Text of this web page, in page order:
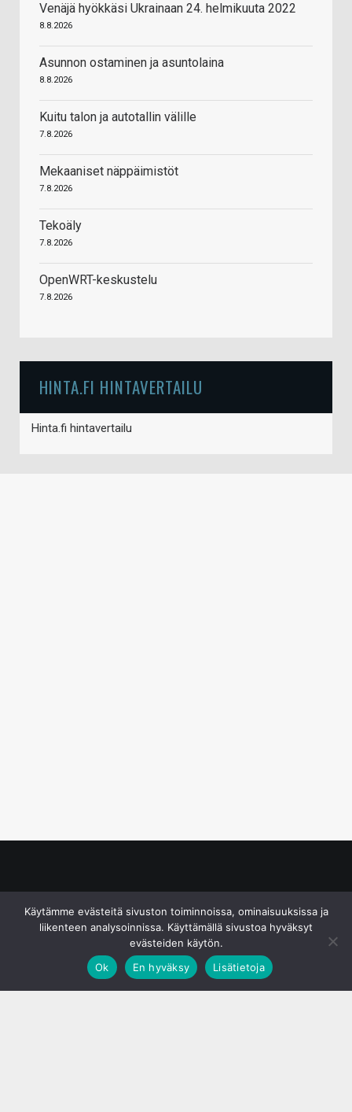
Venäjä hyökkäsi Ukrainaan 24. helmikuuta 2022
8.8.2026
Asunnon ostaminen ja asuntolaina
8.8.2026
Kuitu talon ja autotallin välille
7.8.2026
Mekaaniset näppäimistöt
7.8.2026
Tekoäly
7.8.2026
OpenWRT-keskustelu
7.8.2026
HINTA.FI HINTAVERTAILU
Hinta.fi hintavertailu
Käytämme evästeitä sivuston toiminnoissa, ominaisuuksissa ja
liikenteen analysoinnissa. Käyttämällä sivustoa hyväksyt
evästeiden käytön.
Ok
En hyväksy Lisätietoja